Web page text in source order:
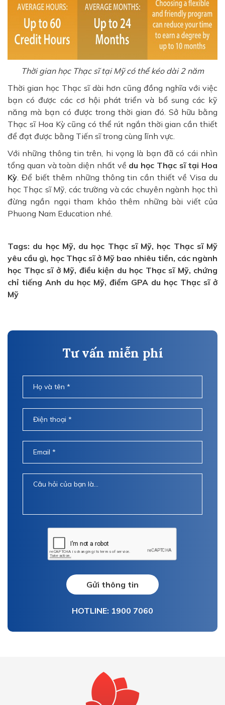
Thời gian học Thạc sĩ tại Mỹ có thể kéo dài 2 năm
Thời gian học Thạc sĩ dài hơn cũng đồng nghĩa với việc
bạn có được các cơ hội phát triển và bổ sung các kỹ
năng mà bạn có được trong thời gian đó. Sở hữu bằng
Thạc sĩ Hoa Kỳ cũng có thể rút ngắn thời gian cần thiết
để đạt được bằng Tiến sĩ trong cùng lĩnh vực.
Với những thông tin trên, hi vọng là bạn đã có cái nhìn
tổng quan và toàn diện nhất về du học Thạc sĩ tại Hoa
Kỳ . Để biết thêm những thông tin cần thiết về Visa du
học Thạc sĩ Mỹ, các trường và các chuyên ngành học thì
đừng ngần ngại tham khảo thêm những bài viết của
Phuong Nam Education nhé.
Tags: du học Mỹ, du học Thạc sĩ Mỹ, học Thạc sĩ Mỹ
yêu cầu gì, học Thạc sĩ ở Mỹ bao nhiêu tiền, các ngành
học Thạc sĩ ở Mỹ, điều kiện du học Thạc sĩ Mỹ, chứng
chỉ tiếng Anh du học Mỹ, điểm GPA du học Thạc sĩ ở
Mỹ
Tư vấn miễn phí
Gửi thông tin
HOTLINE: 1900 7060